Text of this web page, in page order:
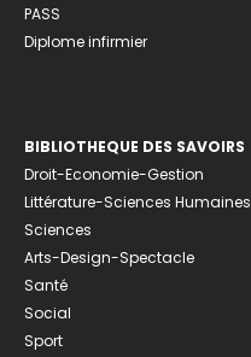
PASS
Diplome infirmier
BIBLIOTHEQUE DES SAVOIRS
Droit-Economie-Gestion
Littérature-Sciences Humaines
Sciences
Arts-Design-Spectacle
Santé
Social
Sport